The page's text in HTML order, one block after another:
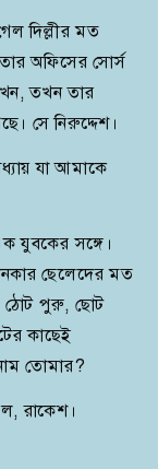
দিল্লীর মত
অফিসের সোর্স
তখন তার
সে নিরুদ্দেশ।
যা আমাকে
যুবকের সঙ্গে।
ছেলেদের মত
ঠোট পুরু, ছোট
কাছেই
তোমার?
রাকেশ।